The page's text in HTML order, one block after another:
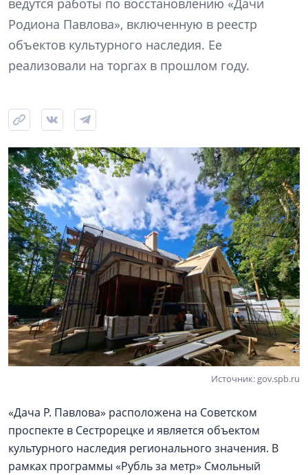
ведутся работы по восстановлению «Дачи
Родиона Павлова», включенную в реестр
объектов культурного наследия. Ее
реализовали на торгах в прошлом году.
Источник: gov.spb.ru
«Дача Р. Павлова» расположена на Советском
проспекте в Сестрорецке и является объектом
культурного наследия регионального значения. В
рамках программы «Рубль за метр» Смольный